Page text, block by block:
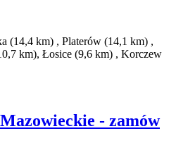
(14,4 km) , Platerów (14,1 km) ,
km), Łosice (9,6 km) , Korczew
- zamów